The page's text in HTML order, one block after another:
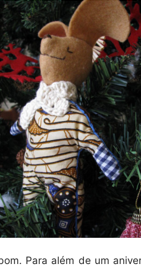
Para além de um